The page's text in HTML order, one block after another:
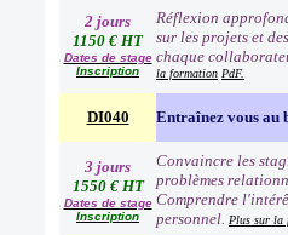
2 jours
1150 € HT
Dates de stage
Inscription
Réflexion
sur les projets et
chaque
la formation PdF.
DI040 Entraînez vous au
3 jours
1550 € HT
Dates de stage
Inscription
Convaincre les
problèmes
Comprendre
personnel. Plus sur la